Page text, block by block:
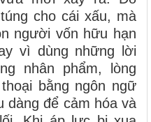
cho cái xấu, mà
người vốn hữu hạn
vì dùng những lời
nhân phẩm, lòng
bằng ngôn ngữ
dàng để cảm hóa và